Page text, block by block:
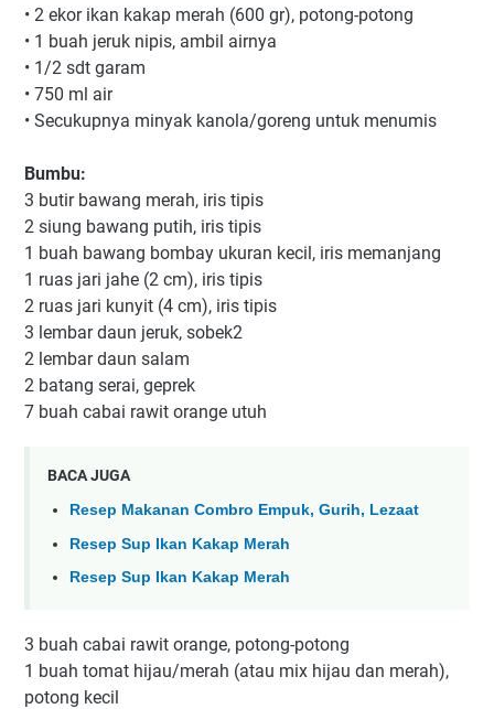
• 2 ekor ikan kakap merah (600 gr), potong-potong
• 1 buah jeruk nipis, ambil airnya
• 1/2 sdt garam
• 750 ml air
• Secukupnya minyak kanola/goreng untuk menumis
Bumbu:
3 butir bawang merah, iris tipis
2 siung bawang putih, iris tipis
1 buah bawang bombay ukuran kecil, iris memanjang
1 ruas jari jahe (2 cm), iris tipis
2 ruas jari kunyit (4 cm), iris tipis
3 lembar daun jeruk, sobek2
2 lembar daun salam
2 batang serai, geprek
7 buah cabai rawit orange utuh
BACA JUGA
Resep Makanan Combro Empuk, Gurih, Lezaat
Resep Sup Ikan Kakap Merah
Resep Sup Ikan Kakap Merah
3 buah cabai rawit orange, potong-potong
1 buah tomat hijau/merah (atau mix hijau dan merah),
potong kecil